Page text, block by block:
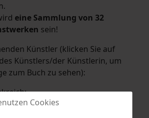
eine Sammlung von 32
sein!
Künstler (klicken Sie auf
Künstlers/der Künstlerin, um
zum Buch zu sehen):
,Didier Bonnot
Cookies